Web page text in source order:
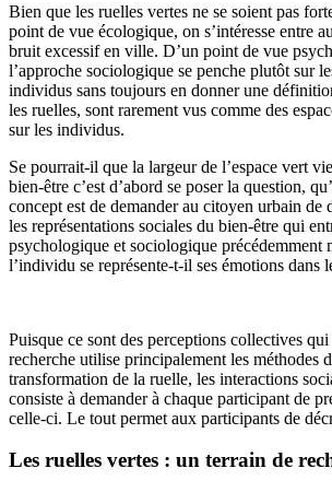
Bien que les ruelles vertes ne se soient pas
point de vue écologique, on s’intéresse entre
bruit excessif en ville. D’un point de vue
l’approche sociologique se penche plutôt sur
individus sans toujours en donner une
les ruelles, sont rarement vus comme des
sur les individus.
Se pourrait-il que la largeur de l’espace vert
bien-être c’est d’abord se poser la question,
concept est de demander au citoyen urbain
les représentations sociales du bien-être qui
psychologique et sociologique précédemment
l’individu se représente-t-il ses émotions dans
Puisque ce sont des perceptions collectives
recherche utilise principalement les méthodes
transformation de la ruelle, les interactions
consiste à demander à chaque participant de
celle-ci. Le tout permet aux participants de
Les ruelles vertes : un terrain de